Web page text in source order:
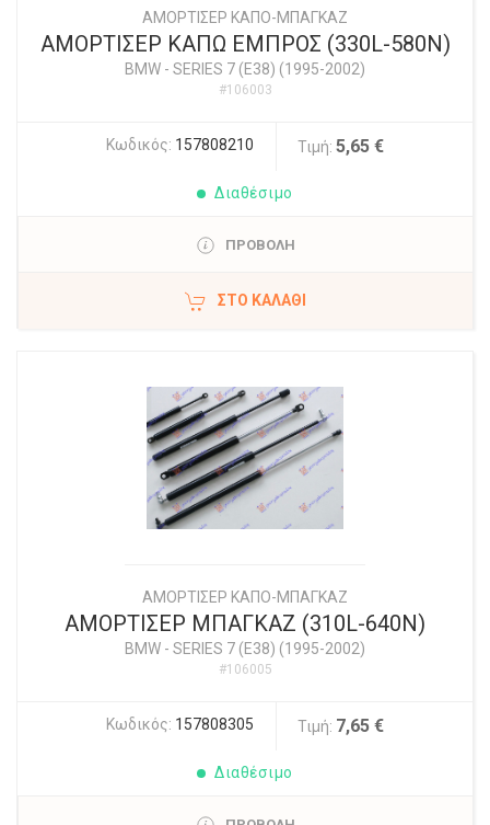
ΑΜΟΡΤΙΣΕΡ ΚΑΠΟ-ΜΠΑΓΚΑΖ
ΑΜΟΡΤΙΣΕΡ ΚΑΠΩ ΕΜΠΡΟΣ (330L-580N)
BMW - SERIES 7 (E38) (1995-2002)
#106003
Κωδικός: 157808210 Τιμή: 5,65 €
Διαθέσιμο
ΠΡΟΒΟΛΗ
ΣΤΟ ΚΑΛΆΘΙ
ΑΜΟΡΤΙΣΕΡ ΚΑΠΟ-ΜΠΑΓΚΑΖ
ΑΜΟΡΤΙΣΕΡ ΜΠΑΓΚΑΖ (310L-640N)
BMW - SERIES 7 (E38) (1995-2002)
#106005
Κωδικός: 157808305 Τιμή: 7,65 €
Διαθέσιμο